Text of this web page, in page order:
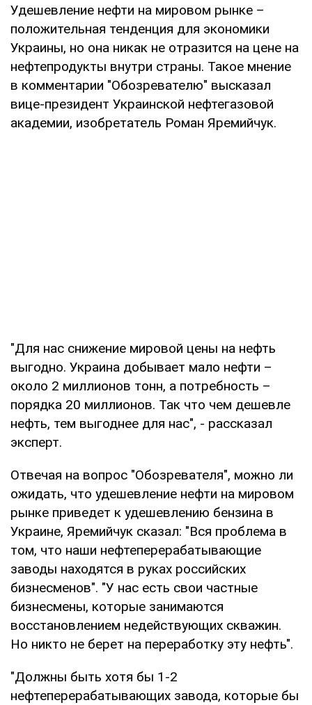
Удешевление нефти на мировом рынке –
положительная тенденция для экономики
Украины, но она никак не отразится на цене на
нефтепродукты внутри страны. Такое мнение
в комментарии "Обозревателю" высказал
вице-президент Украинской нефтегазовой
академии, изобретатель Роман Яремийчук.
"Для нас снижение мировой цены на нефть
выгодно. Украина добывает мало нефти –
около 2 миллионов тонн, а потребность –
порядка 20 миллионов. Так что чем дешевле
нефть, тем выгоднее для нас", - рассказал
эксперт.
Отвечая на вопрос "Обозревателя", можно ли
ожидать, что удешевление нефти на мировом
рынке приведет к удешевлению бензина в
Украине, Яремийчук сказал: "Вся проблема в
том, что наши нефтеперерабатывающие
заводы находятся в руках российских
бизнесменов". "У нас есть свои частные
бизнесмены, которые занимаются
восстановлением недействующих скважин.
Но никто не берет на переработку эту нефть".
"Должны быть хотя бы 1-2
нефтеперерабатывающих завода, которые бы